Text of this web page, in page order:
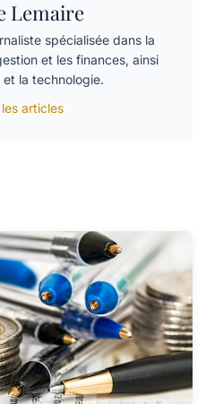
Lemaire
spécialisée dans la
et les finances, ainsi
et la technologie.
articles